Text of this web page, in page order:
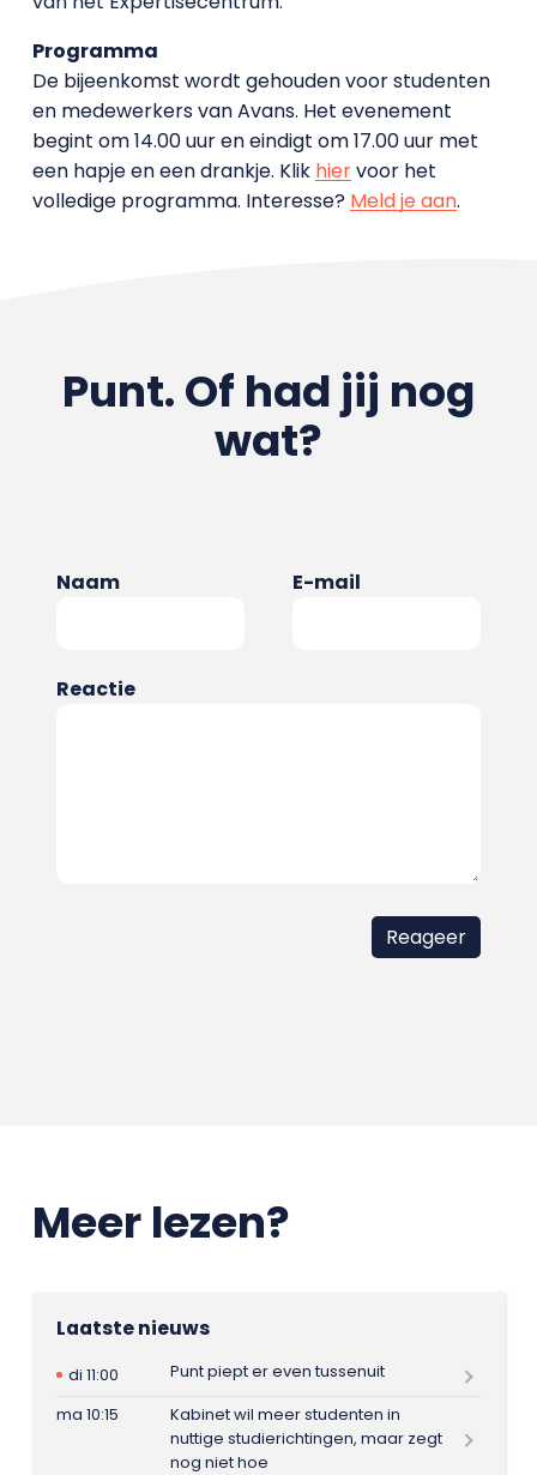
Programma
De bijeenkomst wordt gehouden voor studenten
en medewerkers van Avans. Het evenement
begint om 14.00 uur en eindigt om 17.00 uur met
een hapje en een drankje. Klik hiervoor het
volledige programma. Interesse? Meld je aan.
Punt. Of had jij nog
wat?
Naam E-mail
Reactie
Meer lezen?
Laatste nieuws
di 11:00
Punt piept er even tussenuit
ma 10:15
Kabinet wil meer studenten in
nuttige studierichtingen, maar zegt
nog niet hoe